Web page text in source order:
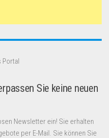
Portal
Sie keine neuen
Newsletter ein! Sie erhalten
per E-Mail. Sie können Sie